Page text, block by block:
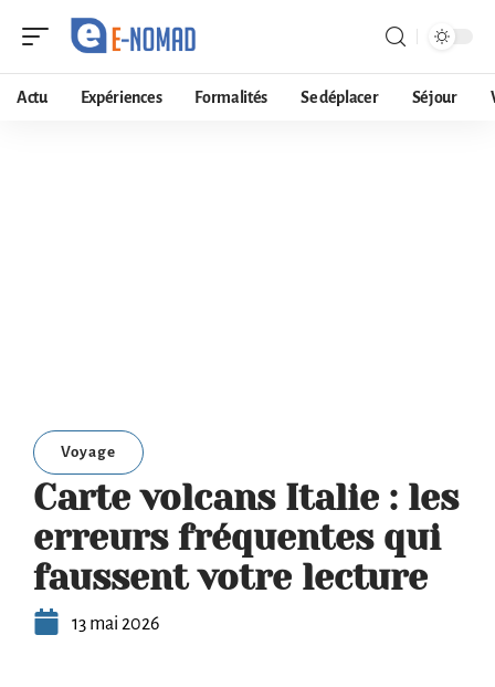
Actu Expériences Formalités Se déplacer Séjour
Voyage
Carte volcans Italie : les
erreurs fréquentes qui
faussent votre lecture
13 mai 2026